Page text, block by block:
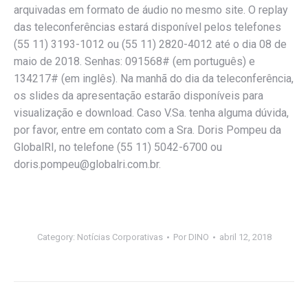
arquivadas em formato de áudio no mesmo site. O replay
das teleconferências estará disponível pelos telefones
(55 11) 3193-1012 ou (55 11) 2820-4012 até o dia 08 de
maio de 2018. Senhas: 091568# (em português) e
134217# (em inglês). Na manhã do dia da teleconferência,
os slides da apresentação estarão disponíveis para
visualização e download. Caso V.Sa. tenha alguma dúvida,
por favor, entre em contato com a Sra. Doris Pompeu da
GlobalRI, no telefone (55 11) 5042-6700 ou
doris.pompeu@globalri.com.br.
Category: Notícias Corporativas Por DINO abril 12, 2018